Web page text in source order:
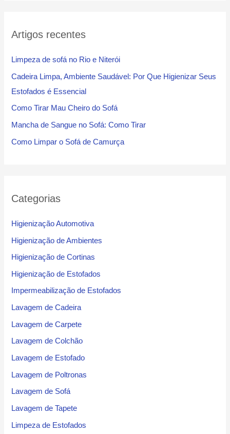
Artigos recentes
Limpeza de sofá no Rio e Niterói
Cadeira Limpa, Ambiente Saudável: Por Que Higienizar Seus
Estofados é Essencial
Como Tirar Mau Cheiro do Sofá
Mancha de Sangue no Sofá: Como Tirar
Como Limpar o Sofá de Camurça
Categorias
Higienização Automotiva
Higienização de Ambientes
Higienização de Cortinas
Higienização de Estofados
Impermeabilização de Estofados
Lavagem de Cadeira
Lavagem de Carpete
Lavagem de Colchão
Lavagem de Estofado
Lavagem de Poltronas
Lavagem de Sofá
Lavagem de Tapete
Limpeza de Estofados